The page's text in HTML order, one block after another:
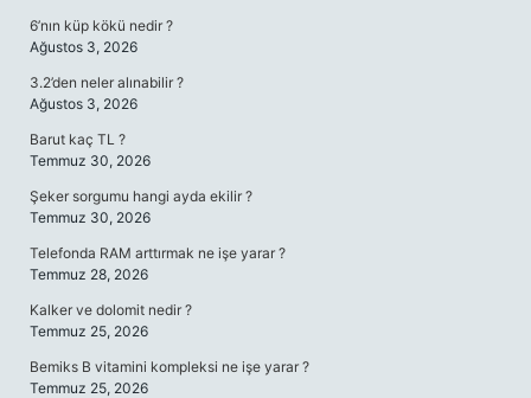
6’nın küp kökü nedir ?
Ağustos 3, 2026
3.2’den neler alınabilir ?
Ağustos 3, 2026
Barut kaç TL ?
Temmuz 30, 2026
Şeker sorgumu hangi ayda ekilir ?
Temmuz 30, 2026
Telefonda RAM arttırmak ne işe yarar ?
Temmuz 28, 2026
Kalker ve dolomit nedir ?
Temmuz 25, 2026
Bemiks B vitamini kompleksi ne işe yarar ?
Temmuz 25, 2026